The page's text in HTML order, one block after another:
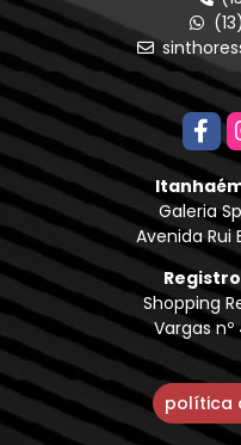
Galeria
Avenida Rui
Shopping
Vargas nº
política